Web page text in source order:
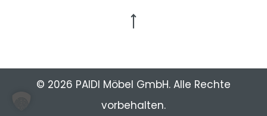
© 2026 PAIDI Möbel GmbH. Alle Rechte
vorbehalten.